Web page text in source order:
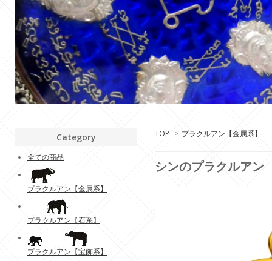
TOP > プラクルアン【金属系】
シンのプラクルアン
Category
全ての商品
プラクルアン【金属系】
プラクルアン【石系】
プラクルアン【宝飾系】